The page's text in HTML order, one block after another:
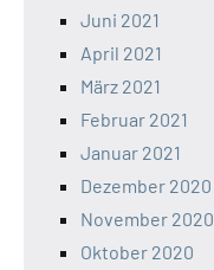
Juni 2021
April 2021
März 2021
Februar 2021
Januar 2021
Dezember 2020
November 2020
Oktober 2020